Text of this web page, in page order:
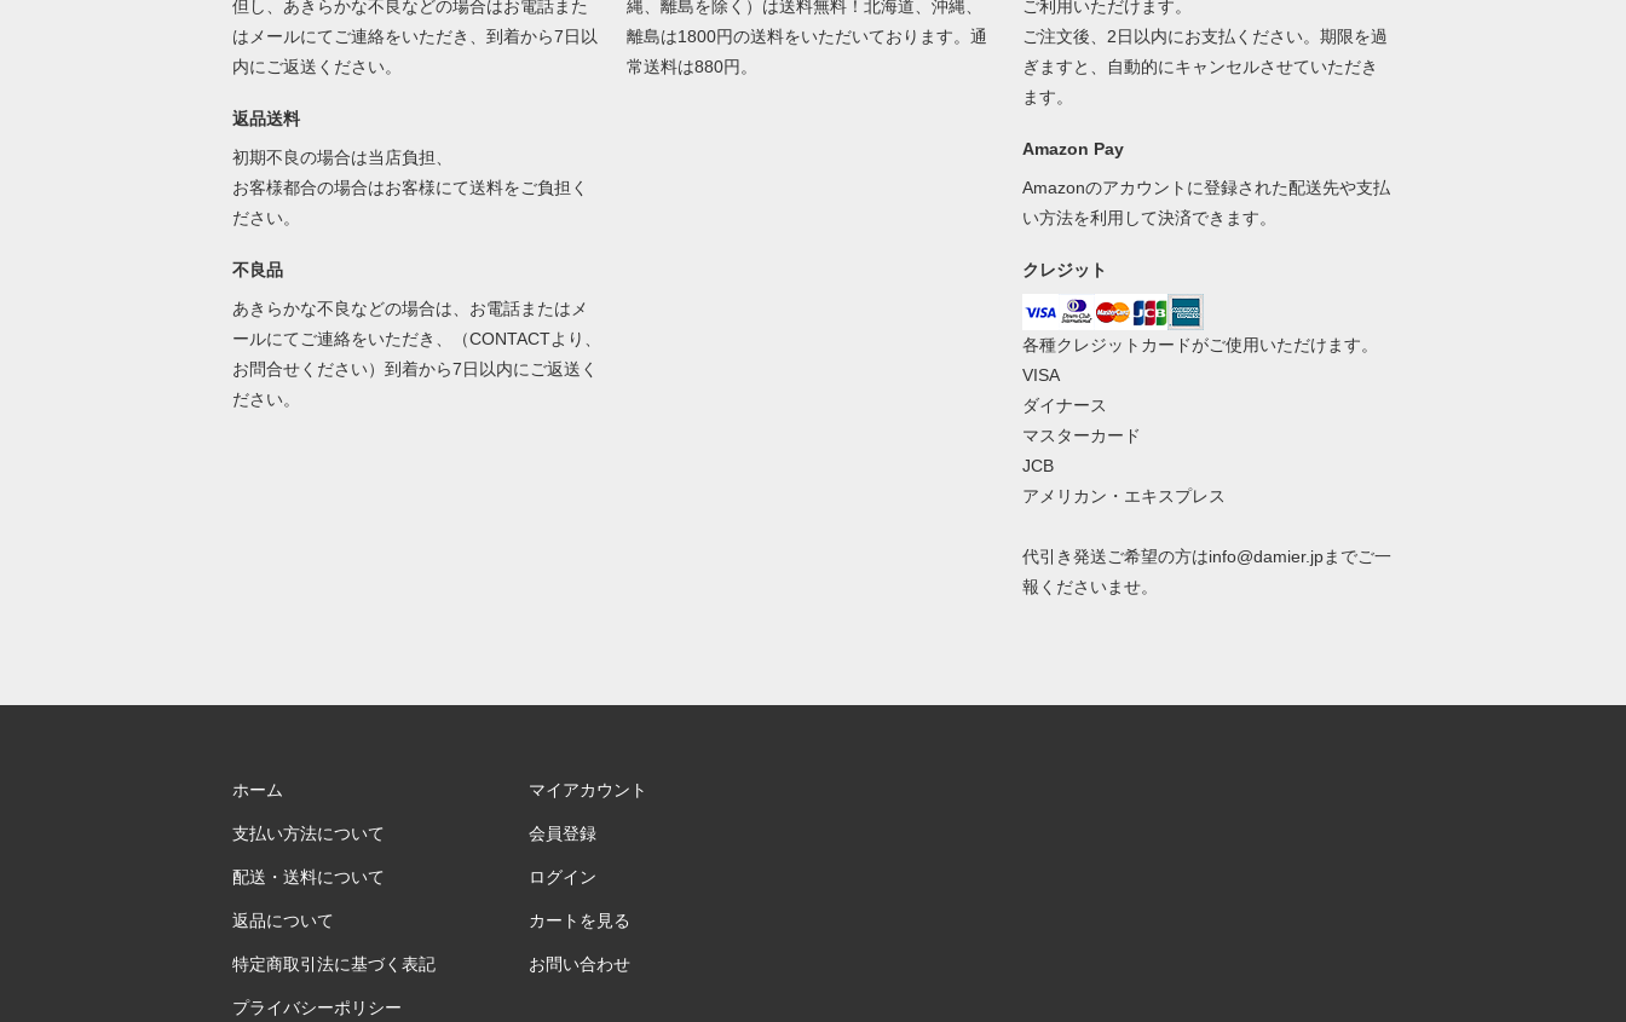
但し、あきらかな不良などの場合はお電話また
はメールにてご連絡をいただき、到着から7日以
内にご返送ください。
返品送料
初期不良の場合は当店負担、
お客様都合の場合はお客様にて送料をご負担く
ださい。
不良品
あきらかな不良などの場合は、お電話またはメ
ールにてご連絡をいただき、（CONTACTより、
お問合せください）到着から7日以内にご返送く
ださい。
縄、離島を除く）は送料無料！北海道、沖縄、
離島は1800円の送料をいただいております。通
常送料は880円。
ご利用いただけます。
ご注文後、2日以内にお支払ください。期限を過
ぎますと、自動的にキャンセルさせていただき
ます。
Amazon Pay
Amazonのアカウントに登録された配送先や支払
い方法を利用して決済できます。
クレジット
各種クレジットカードがご使用いただけます。
VISA
ダイナース
マスターカード
JCB
アメリカン・エキスプレス
代引き発送ご希望の方はinfo@damier.jpまでご一
報くださいませ。
ホーム
支払い方法について
配送・送料について
返品について
特定商取引法に基づく表記
プライバシーポリシー
マイアカウント
会員登録
ログイン
カートを見る
お問い合わせ